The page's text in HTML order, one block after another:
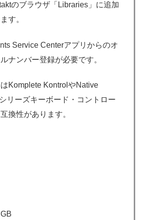
のブラウザ「Libraries」に追加
す。
Service Centerアプリからのオ
ナンバー登録が必要です。
Komplete KontrolやNative
リーズキーボード・コントロー
換性があります。